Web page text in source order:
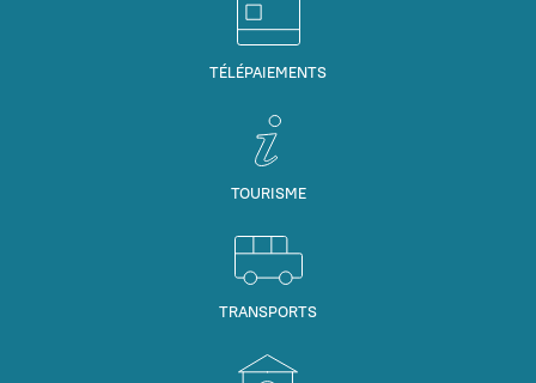
TÉLÉPAIEMENTS
TOURISME
TRANSPORTS